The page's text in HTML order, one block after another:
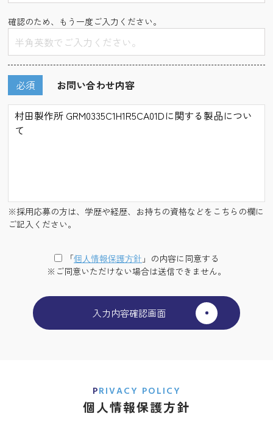
確認のため、もう一度ご入力ください。
お問い合わせ内容
必須
※採用応募の方は、学歴や経歴、お持ちの資格などをこちらの欄に
ご記入ください。
「個⼈情報保護⽅針 」の内容に同意する
※ご同意いただけない場合は送信できません。
PRIVACY POLICY
個人情報保護方針